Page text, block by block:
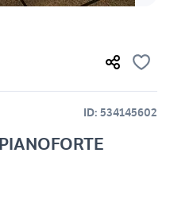
ID: 534145602